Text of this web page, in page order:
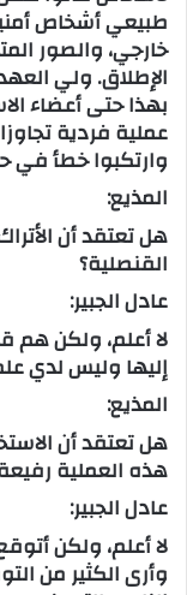
طبيعي أشخاص
خارجي، والصور
الإطلاق. ولي
بهذا حتى أعضاء
عملية فردية
وارتكبوا خطأ
المذيع:
هل تعتقد أن
القنصلية؟
عادل الجبير:
لا أعلم، ولكن هم
إليها وليس لدي
المذيع:
هل تعتقد أن
هذه العملية
عادل الجبير:
لا أعلم، ولكن
وأرى الكثير من